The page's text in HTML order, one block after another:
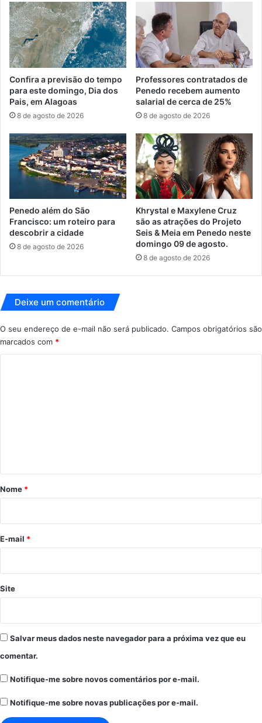
Confira a previsão do tempo
para este domingo, Dia dos
Pais, em Alagoas
8 de agosto de 2026
Professores contratados de
Penedo recebem aumento
salarial de cerca de 25%
8 de agosto de 2026
Penedo além do São
Francisco: um roteiro para
descobrir a cidade
8 de agosto de 2026
Khrystal e Maxylene Cruz
são as atrações do Projeto
Seis & Meia em Penedo neste
domingo 09 de agosto.
8 de agosto de 2026
Deixe um comentário
O seu endereço de e-mail não será publicado. Campos obrigatórios são
marcados com *
r
*
Nome *
E-mail *
Site
Salvar meus dados neste navegador para a próxima vez que eu
comentar.
Notifique-me sobre novos comentários por e-mail.
Notifique-me sobre novas publicações por e-mail.